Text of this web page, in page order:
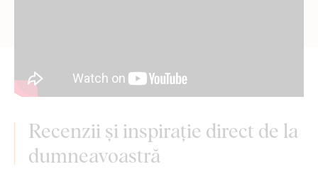
Recenzii și inspirație direct de la
dumneavoastră